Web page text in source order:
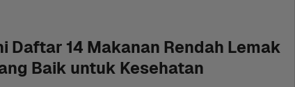
Daftar 14 Makanan Rendah Lemak
Baik untuk Kesehatan